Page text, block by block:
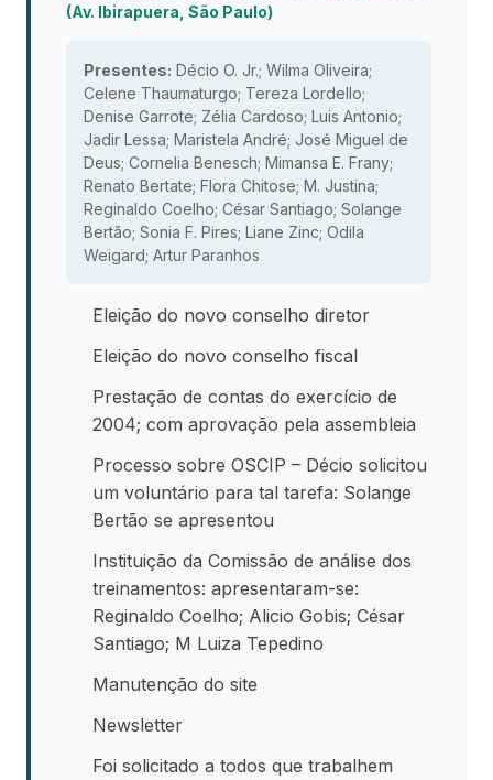
(Av. Ibirapuera, São Paulo)
Presentes: Décio O. Jr.; Wilma Oliveira;
Celene Thaumaturgo; Tereza Lordello;
Denise Garrote; Zélia Cardoso; Luis Antonio;
Jadir Lessa; Maristela André; José Miguel de
Deus; Cornelia Benesch; Mimansa E. Frany;
Renato Bertate; Flora Chitose; M. Justina;
Reginaldo Coelho; César Santiago; Solange
Bertão; Sonia F. Pires; Liane Zinc; Odila
Weigard; Artur Paranhos
Eleição do novo conselho diretor
Eleição do novo conselho fiscal
Prestação de contas do exercício de
2004; com aprovação pela assembleia
Processo sobre OSCIP – Décio solicitou
um voluntário para tal tarefa: Solange
Bertão se apresentou
Instituição da Comissão de análise dos
treinamentos: apresentaram-se:
Reginaldo Coelho; Alicio Gobis; César
Santiago; M Luiza Tepedino
Manutenção do site
Newsletter
Foi solicitado a todos que trabalhem